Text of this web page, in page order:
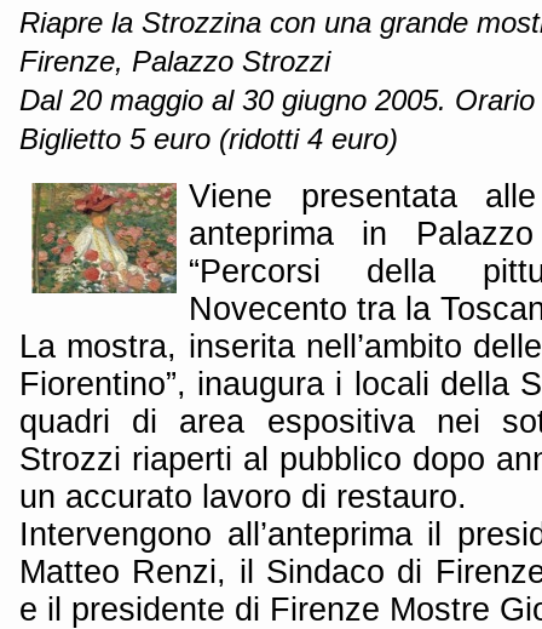
Riapre la Strozzina con una grande
Firenze, Palazzo Strozzi
Dal 20 maggio al 30 giugno 2005.
Biglietto 5 euro (ridotti 4 euro)
Viene presentata
anteprima in
“Percorsi della
Novecento tra la
La mostra, inserita nell’ambito
Fiorentino”, inaugura i locali della
quadri di area espositiva nei
Strozzi riaperti al pubblico dopo
un accurato lavoro di restauro.
Intervengono all’anteprima il
Matteo Renzi, il Sindaco di
e il presidente di Firenze Mostre